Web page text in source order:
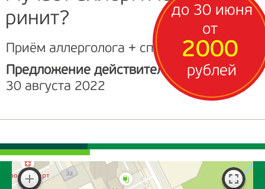
ринит?
Приём аллерголога + спелеотерапия
Предложение действительно до
30 августа 2022
до 30 июня
от
2000
рублей